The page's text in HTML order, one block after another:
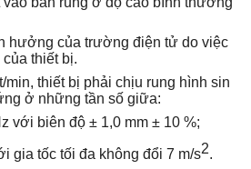
hưởng của trường điện tử do việc
thiết bị.
min, thiết bị phải chịu rung hình sin
ở những tần số giữa:
với biên độ ± 1,0 mm ± 10 %;
gia tốc tối đa không đổi 7 m/s2.